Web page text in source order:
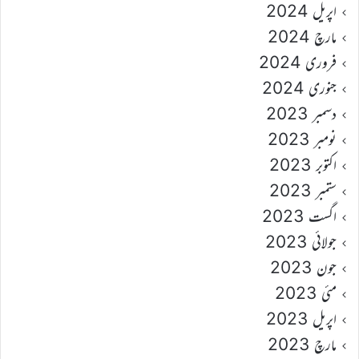
اپریل 2024
مارچ 2024
فروری 2024
جنوری 2024
دسمبر 2023
نومبر 2023
اکتوبر 2023
ستمبر 2023
اگست 2023
جولائی 2023
جون 2023
مئی 2023
اپریل 2023
مارچ 2023